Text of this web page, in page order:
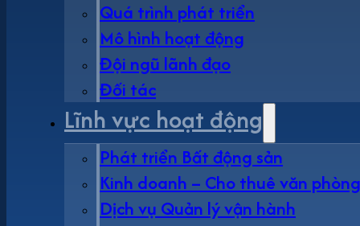
Quá trình phát triển
Mô hình hoạt động
Đội ngũ lãnh đạo
Đối tác
Lĩnh vực hoạt động
Phát triển Bất động sản
Kinh doanh – Cho thuê văn phòng
Dịch vụ Quản lý vận hành